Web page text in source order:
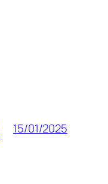
15/01/2025